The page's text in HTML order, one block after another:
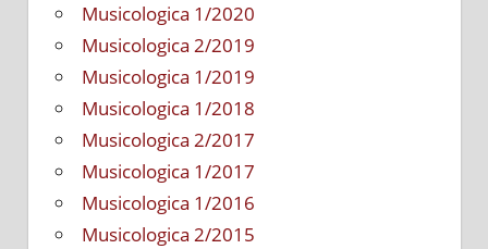
Musicologica 1/2020
Musicologica 2/2019
Musicologica 1/2019
Musicologica 1/2018
Musicologica 2/2017
Musicologica 1/2017
Musicologica 1/2016
Musicologica 2/2015